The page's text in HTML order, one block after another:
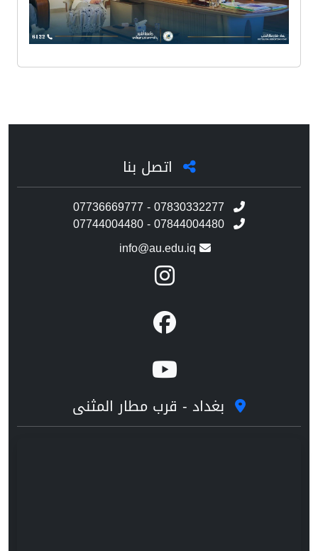
اتصل بنا
07736669777 - 07830332277
07744004480 - 07844004480
info@au.edu.iq
بغداد - قرب مطار المثنى